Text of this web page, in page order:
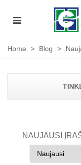
Home > Blog >
NAUJAUSI